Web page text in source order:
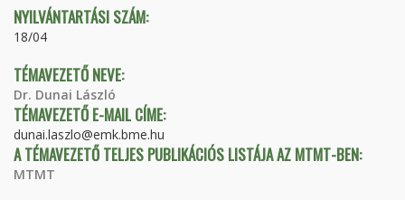
NYILVÁNTARTÁSI SZÁM:
18/04
TÉMAVEZETŐ NEVE:
Dr. Dunai László
TÉMAVEZETŐ E-MAIL CÍME:
dunai.laszlo@emk.bme.hu
A TÉMAVEZETŐ TELJES PUBLIKÁCIÓS LISTÁJA AZ MTMT-BEN:
MTMT